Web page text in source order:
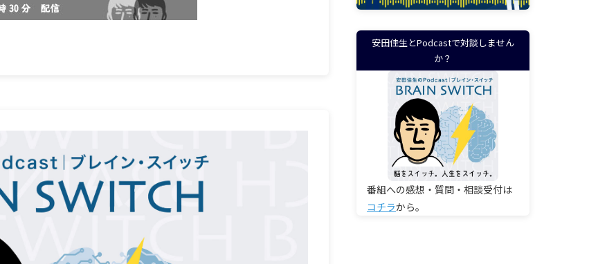
安田佳生とPodcastで対談しません
か？
番組への感想・質問・相談受付は
コチラから。